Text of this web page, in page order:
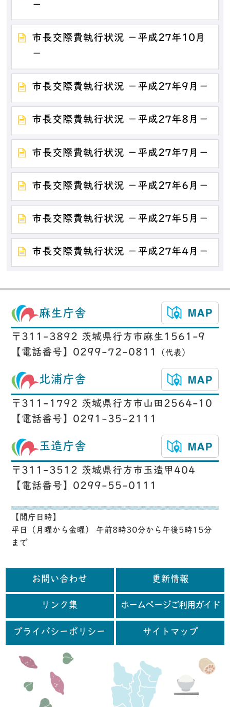
－
市長交際費執行状況 －平成27年10月
－
市長交際費執行状況 －平成27年9月－
市長交際費執行状況 －平成27年8月－
市長交際費執行状況 －平成27年7月－
市長交際費執行状況 －平成27年6月－
市長交際費執行状況 －平成27年5月－
市長交際費執行状況 －平成27年4月－
麻生庁舎
〒311-3892 茨城県行方市麻生1561-9
【電話番号】0299-72-0811
（代表）
北浦庁舎
〒311-1792 茨城県行方市山田2564-10
【電話番号】0291-35-2111
玉造庁舎
〒311-3512 茨城県行方市玉造甲404
【電話番号】0299-55-0111
【開庁日時】
平日（月曜から金曜） 午前8時30分から午後5時15分
まで
お問い合わせ 更新情報
リンク集 ホームページご利用ガイド
プライバシーポリシー サイトマップ